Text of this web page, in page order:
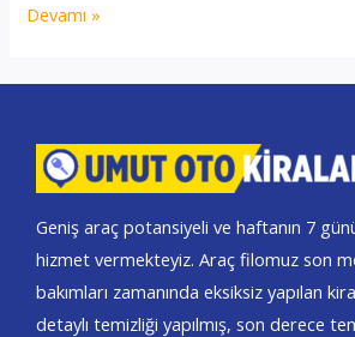
Antakya
Kiralama
Devamı »
Geniş araç potansiyeli ve haftanın 7
hizmet vermekteyiz. Araç filomuz son
bakımları zamanında eksiksiz yapılan
detaylı temizliği yapılmış, son derece